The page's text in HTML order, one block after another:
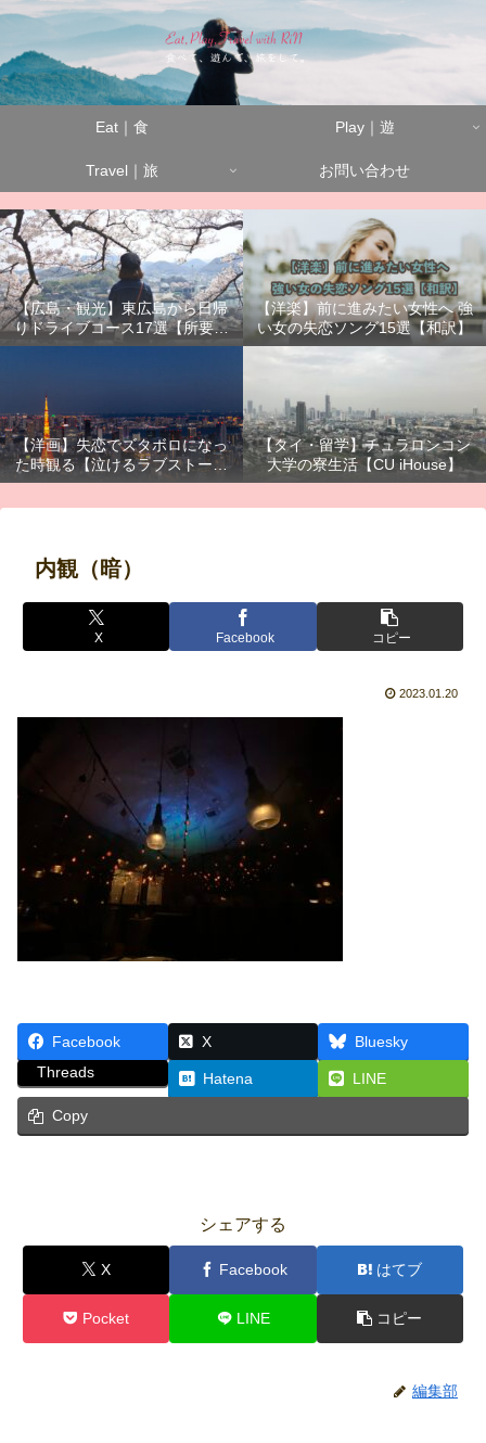
Eat｜食 Play｜遊
Travel｜旅 お問い合わせ
【広島・観光】東広島から日帰
りドライブコース17選【所要時
間別】
【洋楽】前に進みたい女性へ 強
い女の失恋ソング15選【和訳】
【洋画】失恋でズタボロになっ
た時観る【泣けるラブストーリ
ーまとめ】
【タイ・留学】チュラロンコン
大学の寮生活【CU iHouse】
内観（暗）
X Facebook コピー
2023.01.20
Facebook X
Bluesky
Threads
Hatena LINE
Copy
シェアする
X Facebook はてブ
Pocket LINE コピー
編集部